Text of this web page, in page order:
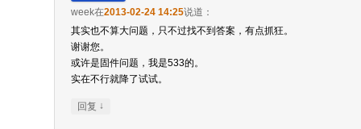
week在2013-02-24 14:25说道：
其实也不算大问题，只不过找不到答案，有点抓狂。
谢谢您。
或许是固件问题，我是533的。
实在不行就降了试试。
回复 ↓